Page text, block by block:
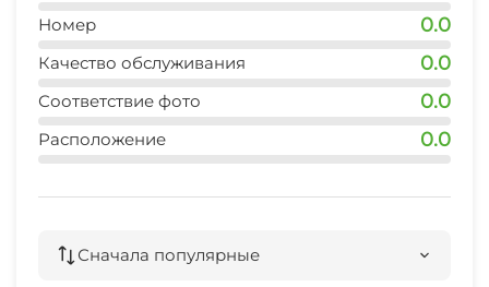
Номер 0.0
Качество обслуживания 0.0
Соответствие фото 0.0
Расположение 0.0
Сначала популярные